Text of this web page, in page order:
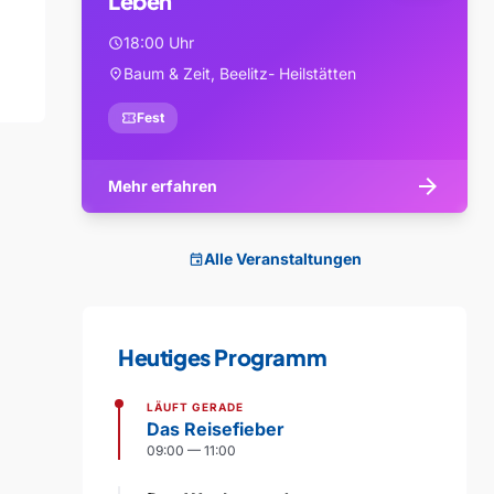
schedule18:00 Uhr
location_onBaum & Zeit, Beelitz- Heilstätten
confirmation_numberFest
Mehr erfahren arrow_forward
eventAlle Veranstaltungen
Heutiges Programm
LÄUFT GERADE
Das Reisefieber
09:00 — 11:00